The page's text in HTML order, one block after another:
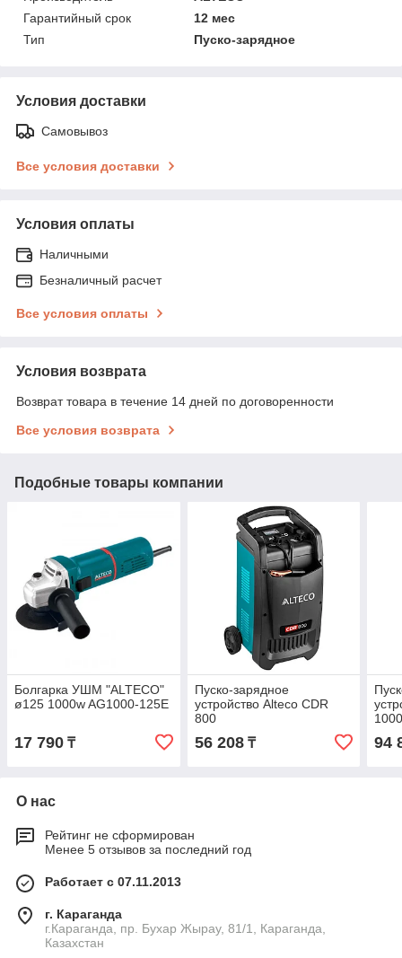
Гарантийный срок
12 мес
Тип
Пуско-зарядное
Условия доставки
Самовывоз
Все условия доставки
Условия оплаты
Наличными
Безналичный расчет
Все условия оплаты
Условия возврата
Возврат товара в течение 14 дней по договоренности
Все условия возврата
Подобные товары компании
Болгарка УШМ "ALTECO"
ø125 1000w AG1000-125E
17 790 ₸
Пуско-зарядное
устройство Alteco CDR
800
56 208₸ 94
О нас
Рейтинг не сформирован
Менее 5 отзывов за последний год
Работает с 07.11.2013
г. Караганда
г.Караганда, пр. Бухар Жырау, 81/1, Караганда,
Казахстан